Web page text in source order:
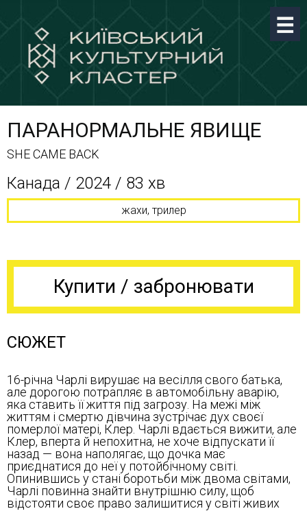
ПАРАНОРМАЛЬНЕ ЯВИЩЕ
SHE CAME BACK
Канада / 2024 / 83 хв
жахи, трилер
Купити / забронювати
СЮЖЕТ
16-річна Чарлі вирушає на весілля свого батька,
але дорогою потрапляє в автомобільну аварію,
яка ставить її життя під загрозу. На межі між
життям і смертю дівчина зустрічає дух своєї
померлої матері, Клер. Чарлі вдається вижити, але
Клер, вперта й непохитна, не хоче відпускати її
назад — вона наполягає, що дочка має
приєднатися до неї у потойбічному світі.
Опинившись у стані боротьби між двома світами,
Чарлі повинна знайти внутрішню силу, щоб
відстояти своє право залишитися у світі живих